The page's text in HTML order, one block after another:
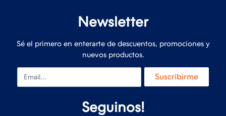
Newsletter
Sé el primero en enterarte de descuentos, promociones y
nuevos productos.
Email Suscribirme
Seguinos!